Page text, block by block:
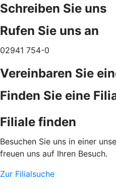
Schreiben Sie uns
Rufen Sie uns an
02941 754-0
Vereinbaren Sie
Finden Sie eine
Filiale finden
Besuchen Sie uns in einer
freuen uns auf Ihren Besuch.
Zur Filialsuche